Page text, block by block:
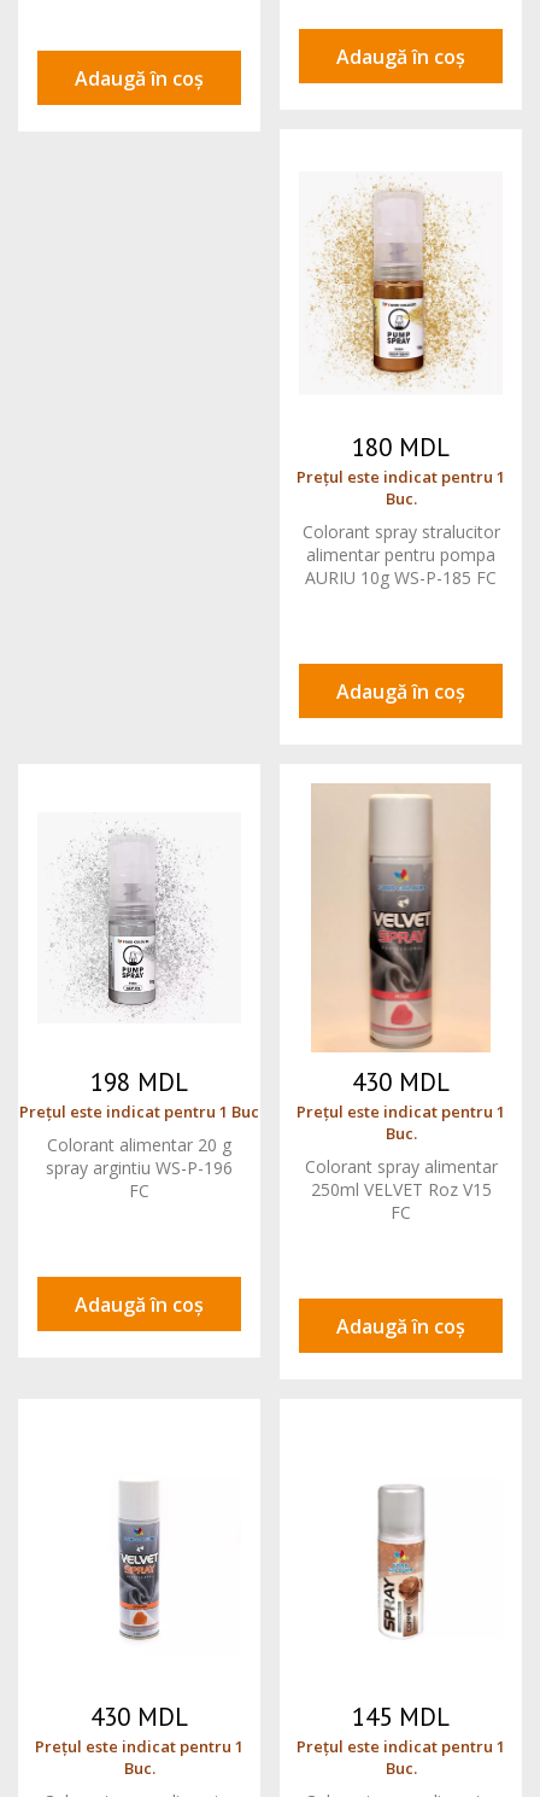
Adaugă în coș
Adaugă în coș
180 MDL
Prețul este indicat pentru 1
Buc.
Colorant spray stralucitor
alimentar pentru pompa
AURIU 10g WS-P-185 FC
Adaugă în coș
198 MDL
Prețul este indicat pentru 1 Buc
Colorant alimentar 20 g
spray argintiu WS-P-196
FC
Adaugă în coș
430 MDL
Prețul este indicat pentru 1
Buc.
Colorant spray alimentar
250ml VELVET Roz V15
FC
Adaugă în coș
430 MDL
Prețul este indicat pentru 1
Buc.
145 MDL
Prețul este indicat pentru 1
Buc.